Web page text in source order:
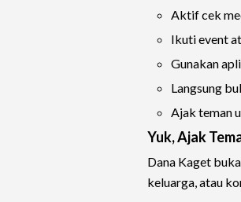
Aktif cek
Ikuti event
Gunakan
Langsung
Ajak teman
Yuk, Ajak
Dana Kaget
keluarga, atau